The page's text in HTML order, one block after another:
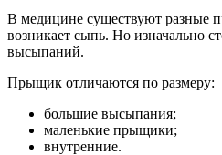
В медицине существуют разные
возникает сыпь. Но изначально
высыпаний.
Прыщик отличаются по размеру:
большие высыпания;
маленькие прыщики;
внутренние.